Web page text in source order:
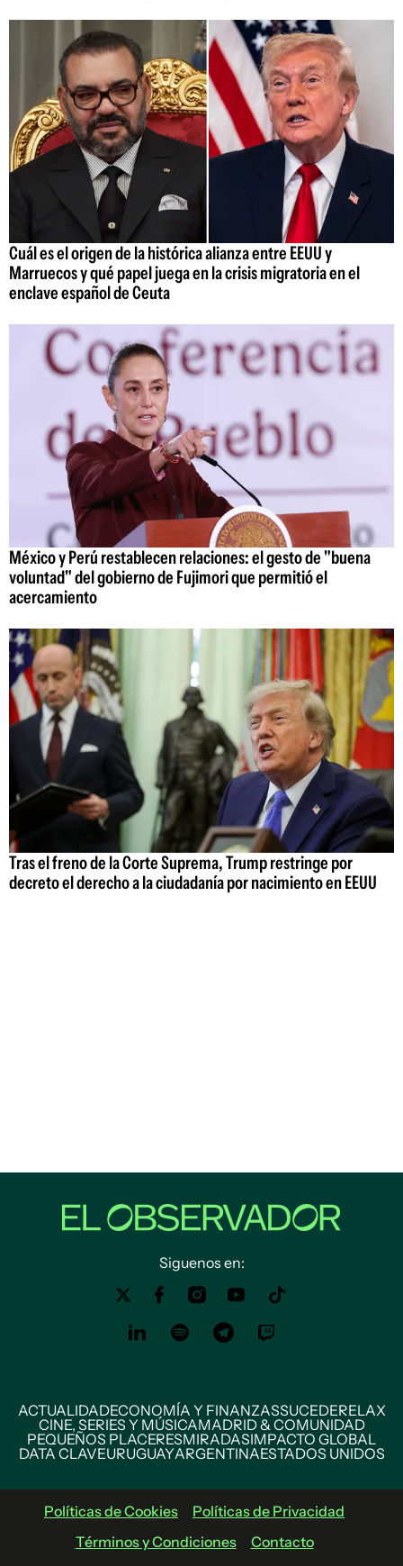
Cuál es el origen de la histórica alianza entre EEUU y
Marruecos y qué papel juega en la crisis migratoria en el
enclave español de Ceuta
México y Perú restablecen relaciones: el gesto de "buena
voluntad" del gobierno de Fujimori que permitió el
acercamiento
Tras el freno de la Corte Suprema, Trump restringe por
decreto el derecho a la ciudadanía por nacimiento en EEUU
Siguenos en:
ACTUALIDADECONOMÍA Y FINANZASSUCEDERELAX
CINE, SERIES Y MÚSICAMADRID & COMUNIDAD
PEQUEÑOS PLACERESMIRADASIMPACTO GLOBAL
DATA CLAVEURUGUAYARGENTINAESTADOS UNIDOS
Políticas de Cookies
Políticas de Privacidad
Términos y Condiciones
Contacto